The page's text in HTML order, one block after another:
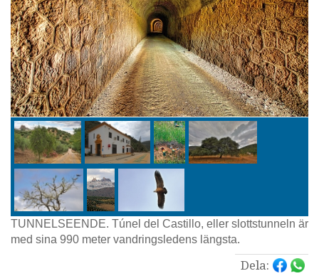
TUNNELSEENDE. Túnel del Castillo, eller slottstunneln är
med sina 990 meter vandringsledens längsta.
Dela: